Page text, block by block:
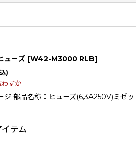
ュ－ズ [W42-M3000 RLB]
)
ずか
ジ 部品名称：ヒューズ(6,3A250V)ミ
テム